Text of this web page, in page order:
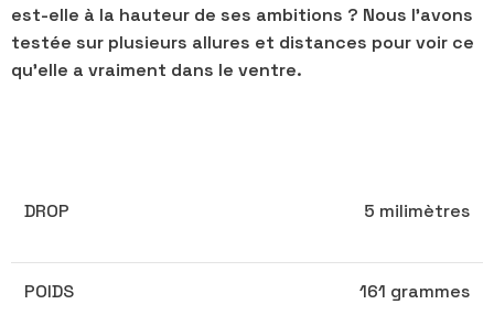
est-elle à la hauteur de ses ambitions ? Nous l’avons
testée sur plusieurs allures et distances pour voir ce
qu’elle a vraiment dans le ventre.
DROP 5 milimètres
POIDS 161 grammes